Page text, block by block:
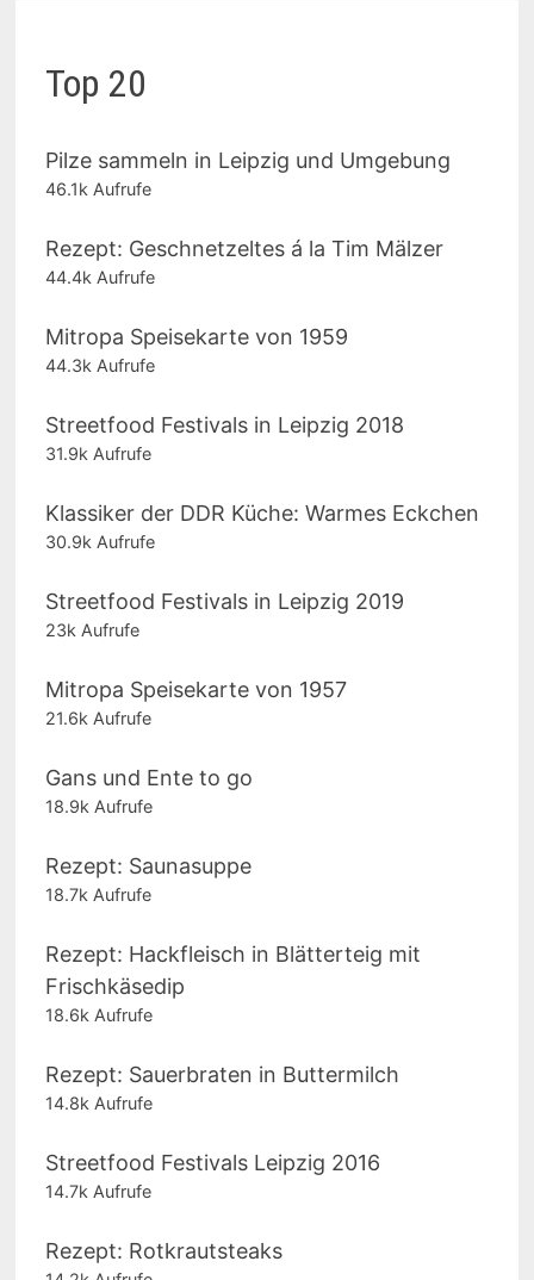
Top 20
Pilze sammeln in Leipzig und Umgebung
46.1k Aufrufe
Rezept: Geschnetzeltes á la Tim Mälzer
44.4k Aufrufe
Mitropa Speisekarte von 1959
44.3k Aufrufe
Streetfood Festivals in Leipzig 2018
31.9k Aufrufe
Klassiker der DDR Küche: Warmes Eckchen
30.9k Aufrufe
Streetfood Festivals in Leipzig 2019
23k Aufrufe
Mitropa Speisekarte von 1957
21.6k Aufrufe
Gans und Ente to go
18.9k Aufrufe
Rezept: Saunasuppe
18.7k Aufrufe
Rezept: Hackfleisch in Blätterteig mit
Frischkäsedip
18.6k Aufrufe
Rezept: Sauerbraten in Buttermilch
14.8k Aufrufe
Streetfood Festivals Leipzig 2016
14.7k Aufrufe
Rezept: Rotkrautsteaks